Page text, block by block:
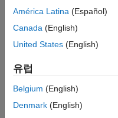
América Latina (Español)
Canada (English)
United States (English)
유럽
Belgium (English)
Denmark (English)
신뢰 센터 등록 상표